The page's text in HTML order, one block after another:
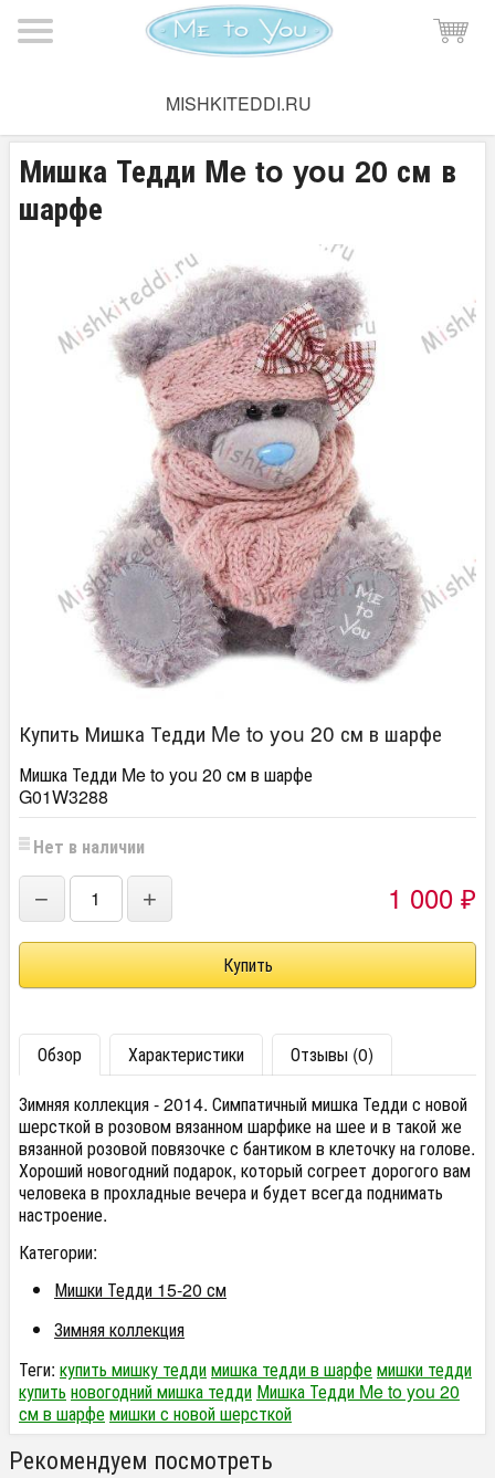
MISHKITEDDI.RU
Мишка Тедди Me to you 20 см в
шарфе
Купить Мишка Тедди Me to you 20 см в шарфе
Мишка Тедди Me to you 20 см в шарфе
G01W3288
Нет в наличии
− + 1 000 ₽
Обзор Характеристики
Отзывы (0)
Зимняя коллекция - 2014. Симпатичный мишка Тедди с новой
шерсткой в розовом вязанном шарфике на шее и в такой же
вязанной розовой повязочке с бантиком в клеточку на голове.
Хороший новогодний подарок, который согреет дорогого вам
человека в прохладные вечера и будет всегда поднимать
настроение.
Категории:
Мишки Тедди 15-20 см
Зимняя коллекция
Теги: купить мишку теддимишка тедди в шарфемишки тедди
купить новогодний мишка тедди Мишка Тедди Me to you 20
см в шарфемишки с новой шерсткой
Рекомендуем посмотреть